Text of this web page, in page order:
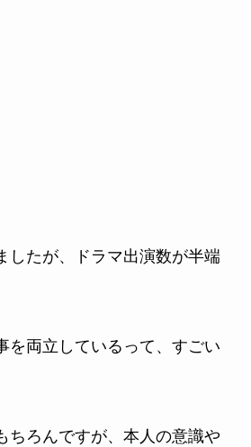
したが、ドラマ出演数が半端
を両立しているって、すごい
ちろんですが、本人の意識や